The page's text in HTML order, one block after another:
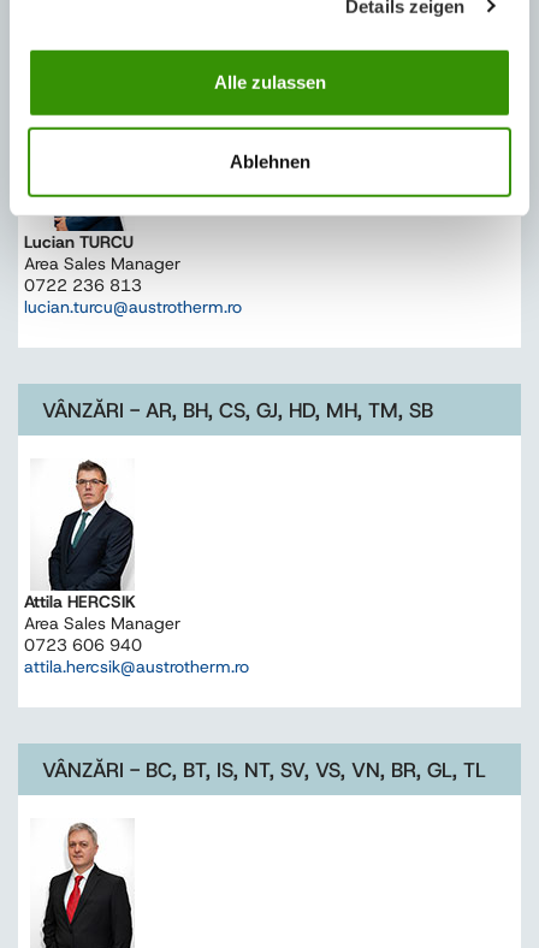
Details zeigen
Alle zulassen
Ablehnen
VÂNZĂRI - AB, BN, CJ, MM, MS, SM, SJ, HR
Lucian TURCU
Area Sales Manager
0722 236 813
lucian.turcu@austrotherm.ro
VÂNZĂRI - AR, BH, CS, GJ, HD, MH, TM, SB
Attila HERCSIK
Area Sales Manager
0723 606 940
attila.hercsik@austrotherm.ro
VÂNZĂRI - BC, BT, IS, NT, SV, VS, VN, BR, GL, TL